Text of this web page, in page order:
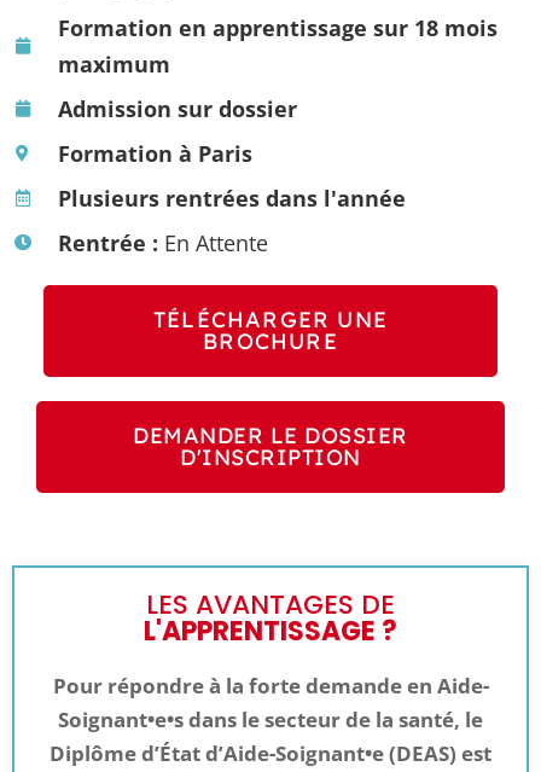
Formation en apprentissage sur 18 mois
maximum
Admission sur dossier
Formation à Paris
Plusieurs rentrées dans l'année
Rentrée : En Attente
TÉLÉCHARGER UNE
BROCHURE
DEMANDER LE DOSSIER
D'INSCRIPTION
LES AVANTAGES DE
L'APPRENTISSAGE ?
Pour répondre à la forte demande en Aide-
Soignant•e•s dans le secteur de la santé, le
Diplôme d’État d’Aide-Soignant•e (DEAS) est